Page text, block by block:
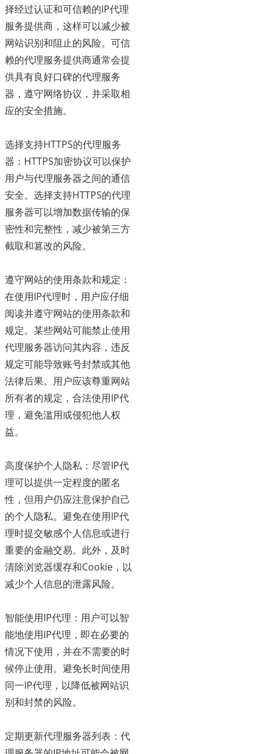
择经过认证和可信赖的IP代理
服务提供商，这样可以减少被
网站识别和阻止的风险。可信
赖的代理服务提供商通常会提
供具有良好口碑的代理服务
器，遵守网络协议，并采取相
应的安全措施。
选择支持HTTPS的代理服务
器：HTTPS加密协议可以保护
用户与代理服务器之间的通信
安全。选择支持HTTPS的代理
服务器可以增加数据传输的保
密性和完整性，减少被第三方
截取和篡改的风险。
遵守网站的使用条款和规定：
在使用IP代理时，用户应仔细
阅读并遵守网站的使用条款和
规定。某些网站可能禁止使用
代理服务器访问其内容，违反
规定可能导致账号封禁或其他
法律后果。用户应该尊重网站
所有者的规定，合法使用IP代
理，避免滥用或侵犯他人权
益。
高度保护个人隐私：尽管IP代
理可以提供一定程度的匿名
性，但用户仍应注意保护自己
的个人隐私。避免在使用IP代
理时提交敏感个人信息或进行
重要的金融交易。此外，及时
清除浏览器缓存和Cookie，以
减少个人信息的泄露风险。
智能使用IP代理：用户可以智
能地使用IP代理，即在必要的
情况下使用，并在不需要的时
候停止使用。避免长时间使用
同一IP代理，以降低被网站识
别和封禁的风险。
定期更新代理服务器列表：代